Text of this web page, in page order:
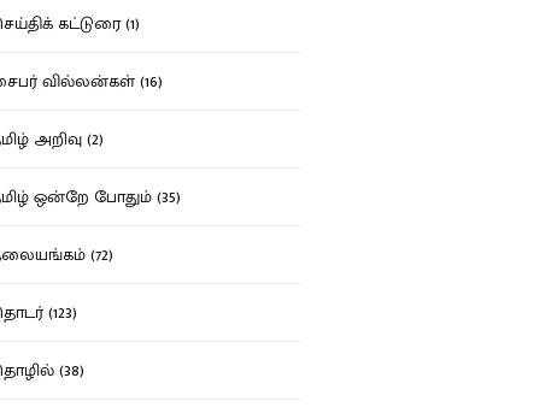
கட்டுரை (1)
வில்லன்கள் (16)
அறிவு (2)
ஒன்றே போதும் (35)
(72)
(123)
(38)